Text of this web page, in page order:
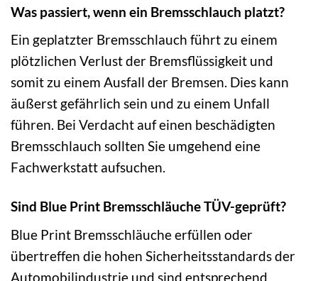
Was passiert, wenn ein Bremsschlauch platzt?
Ein geplatzter Bremsschlauch führt zu einem
plötzlichen Verlust der Bremsflüssigkeit und
somit zu einem Ausfall der Bremsen. Dies kann
äußerst gefährlich sein und zu einem Unfall
führen. Bei Verdacht auf einen beschädigten
Bremsschlauch sollten Sie umgehend eine
Fachwerkstatt aufsuchen.
Sind Blue Print Bremsschläuche TÜV-geprüft?
Blue Print Bremsschläuche erfüllen oder
übertreffen die hohen Sicherheitsstandards der
Automobilindustrie und sind entsprechend